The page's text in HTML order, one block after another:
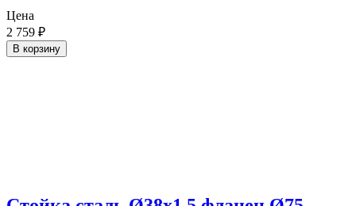
Цена
2 759 ₽
В корзину